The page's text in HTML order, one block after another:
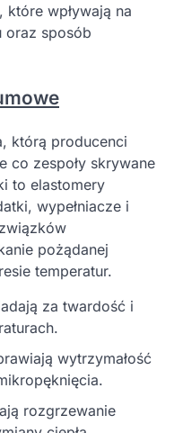
wpływają na
oraz sposób
którą producenci
co zespoły skrywane
to elastomery
wypełniacze i
pożądanej
temperatur.
za twardość i
wytrzymałość
rozgrzewanie